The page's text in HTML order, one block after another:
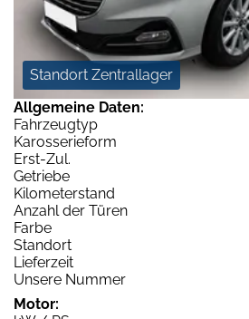
Standort Zentrallager
Allgemeine Daten:
Fahrzeugtyp
Karosserieform
Erst-Zul.
Getriebe
Kilometerstand
Anzahl der Türen
Farbe
Standort
Lieferzeit
Unsere Nummer
Motor: